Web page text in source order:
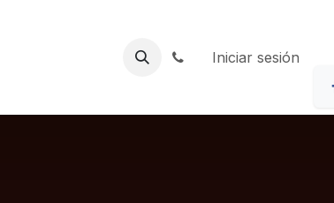
Quiénes somos Iniciar sesión